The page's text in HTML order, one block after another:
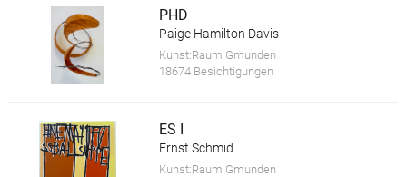
PHD
Paige Hamilton Davis
Kunst:Raum Gmunden
18674 Besichtigungen
ES I
Ernst Schmid
Kunst:Raum Gmunden